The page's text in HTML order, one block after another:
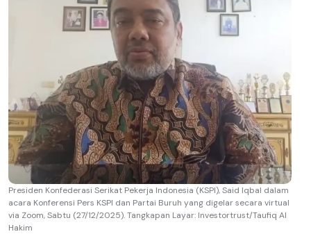
Presiden Konfederasi Serikat Pekerja Indonesia (KSPI), Said Iqbal dalam
acara Konferensi Pers KSPI dan Partai Buruh yang digelar secara virtual
via Zoom, Sabtu (27/12/2025). Tangkapan Layar: Investortrust/Taufiq Al
Hakim